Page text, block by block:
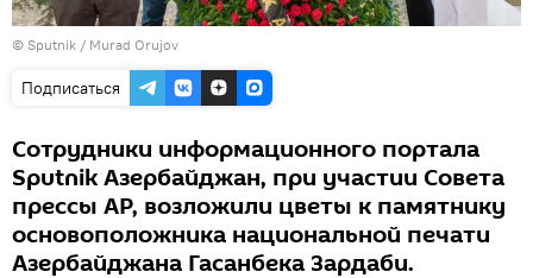
© Sputnik / Murad Orujov
Подписаться
Сотрудники информационного портала
Sputnik Азербайджан, при участии Совета
прессы АР, возложили цветы к памятнику
основоположника национальной печати
Азербайджана Гасанбека Зардаби.